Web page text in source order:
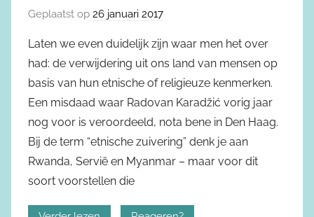
Geplaatst op 26 januari 2017
Laten we even duidelijk zijn waar men het over
had: de verwijdering uit ons land van mensen op
basis van hun etnische of religieuze kenmerken.
Een misdaad waar Radovan Karadžić vorig jaar
nog voor is veroordeeld, nota bene in Den Haag.
Bij de term “etnische zuivering” denk je aan
Rwanda, Servië en Myanmar – maar voor dit
soort voorstellen die